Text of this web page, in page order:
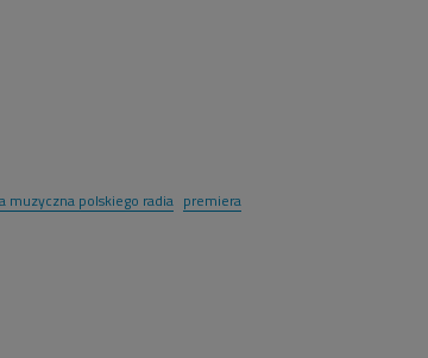
muzyczna polskiego radia premiera